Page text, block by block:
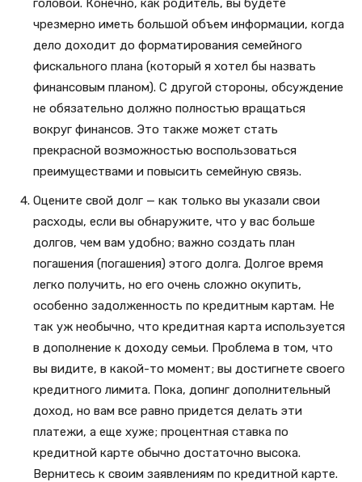
головой. Конечно, как родитель, вы будете
чрезмерно иметь большой объем информации, когда
дело доходит до форматирования семейного
фискального плана (который я хотел бы назвать
финансовым планом). С другой стороны, обсуждение
не обязательно должно полностью вращаться
вокруг финансов. Это также может стать
прекрасной возможностью воспользоваться
преимуществами и повысить семейную связь.
Оцените свой долг — как только вы указали свои
расходы, если вы обнаружите, что у вас больше
долгов, чем вам удобно; важно создать план
погашения (погашения) этого долга. Долгое время
легко получить, но его очень сложно окупить,
особенно задолженность по кредитным картам. Не
так уж необычно, что кредитная карта используется
в дополнение к доходу семьи. Проблема в том, что
вы видите, в какой-то момент; вы достигнете своего
кредитного лимита. Пока, допинг дополнительный
доход, но вам все равно придется делать эти
платежи, а еще хуже; процентная ставка по
кредитной карте обычно достаточно высока.
Вернитесь к своим заявлениям по кредитной карте.